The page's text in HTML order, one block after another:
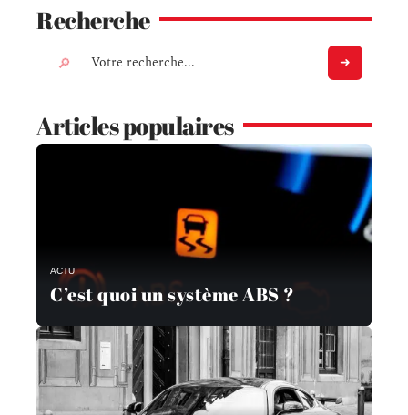
Recherche
Articles populaires
ACTU
C’est quoi un système ABS ?